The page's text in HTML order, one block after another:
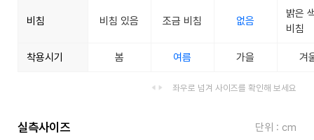
비침 비침 있음 조금 비침 없음
밝은
비침
착용시기 봄 여름 가을 겨
좌우로 넘겨 사이즈를 확인해 보세요
실측사이즈
단위 : cm